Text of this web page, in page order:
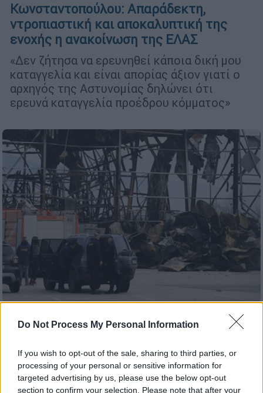
Do Not Process My Personal Information
If you wish to opt-out of the sale, sharing to third parties, or
processing of your personal or sensitive information for
targeted advertising by us, please use the below opt-out
section to confirm your selection. Please note that after your
Κωνσταντοπούλου: Απαράδεκτη,
ντροπιαστική και αποκαλυπτική της
ενοχής η ανακοίνωση της ΕΛΑΣ
«Δεν ζήτησα να ερευνηθεί κάποια δική μου
καταγγελία και είναι απορίας άξιον γιατί ο
αρχηγός της Αστυνομίας δηλώνει ότι
ερευνά καταγγελία προέδρου κόμματος»
Ελλάδα 13.02.2026 22:43
Διευρύνεται ο κύκλος των
εμπλεκόμενων - Έρχονται
κακουργηματικές διώξεις